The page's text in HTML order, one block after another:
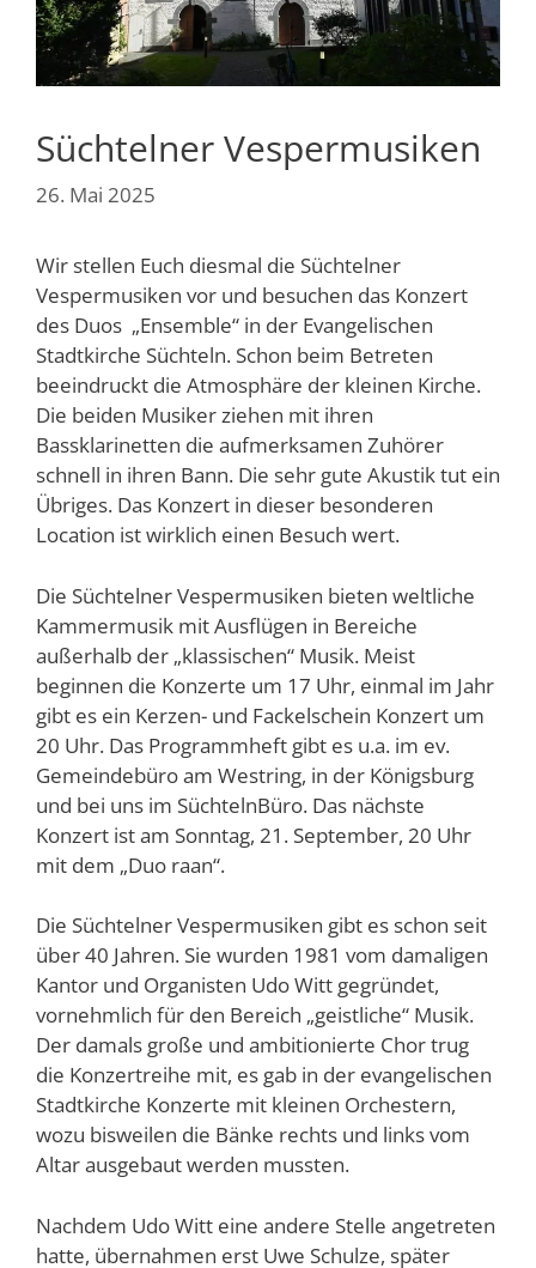
Süchtelner Vespermusiken
26. Mai 2025
Wir stellen Euch diesmal die Süchtelner
Vespermusiken vor und besuchen das Konzert
des Duos „Ensemble“ in der Evangelischen
Stadtkirche Süchteln. Schon beim Betreten
beeindruckt die Atmosphäre der kleinen Kirche.
Die beiden Musiker ziehen mit ihren
Bassklarinetten die aufmerksamen Zuhörer
schnell in ihren Bann. Die sehr gute Akustik tut ein
Übriges. Das Konzert in dieser besonderen
Location ist wirklich einen Besuch wert.
Die Süchtelner Vespermusiken bieten weltliche
Kammermusik mit Ausflügen in Bereiche
außerhalb der „klassischen“ Musik. Meist
beginnen die Konzerte um 17 Uhr, einmal im Jahr
gibt es ein Kerzen- und Fackelschein Konzert um
20 Uhr. Das Programmheft gibt es u.a. im ev.
Gemeindebüro am Westring, in der Königsburg
und bei uns im SüchtelnBüro. Das nächste
Konzert ist am Sonntag, 21. September, 20 Uhr
mit dem „Duo raan“.
Die Süchtelner Vespermusiken gibt es schon seit
über 40 Jahren. Sie wurden 1981 vom damaligen
Kantor und Organisten Udo Witt gegründet,
vornehmlich für den Bereich „geistliche“ Musik.
Der damals große und ambitionierte Chor trug
die Konzertreihe mit, es gab in der evangelischen
Stadtkirche Konzerte mit kleinen Orchestern,
wozu bisweilen die Bänke rechts und links vom
Altar ausgebaut werden mussten.
Nachdem Udo Witt eine andere Stelle angetreten
hatte, übernahmen erst Uwe Schulze, später